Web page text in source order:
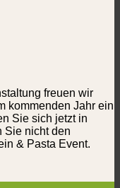
freuen wir
kommenden Jahr ein
Sie sich jetzt in
Sie nicht den
& Pasta Event.